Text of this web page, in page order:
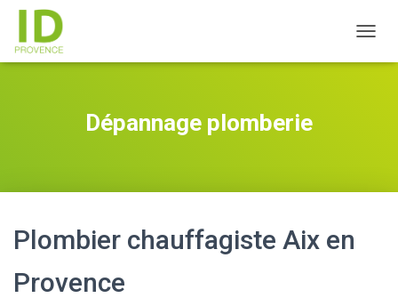
É
Dépannage plomberie
Plombier chauffagiste Aix en
Provence